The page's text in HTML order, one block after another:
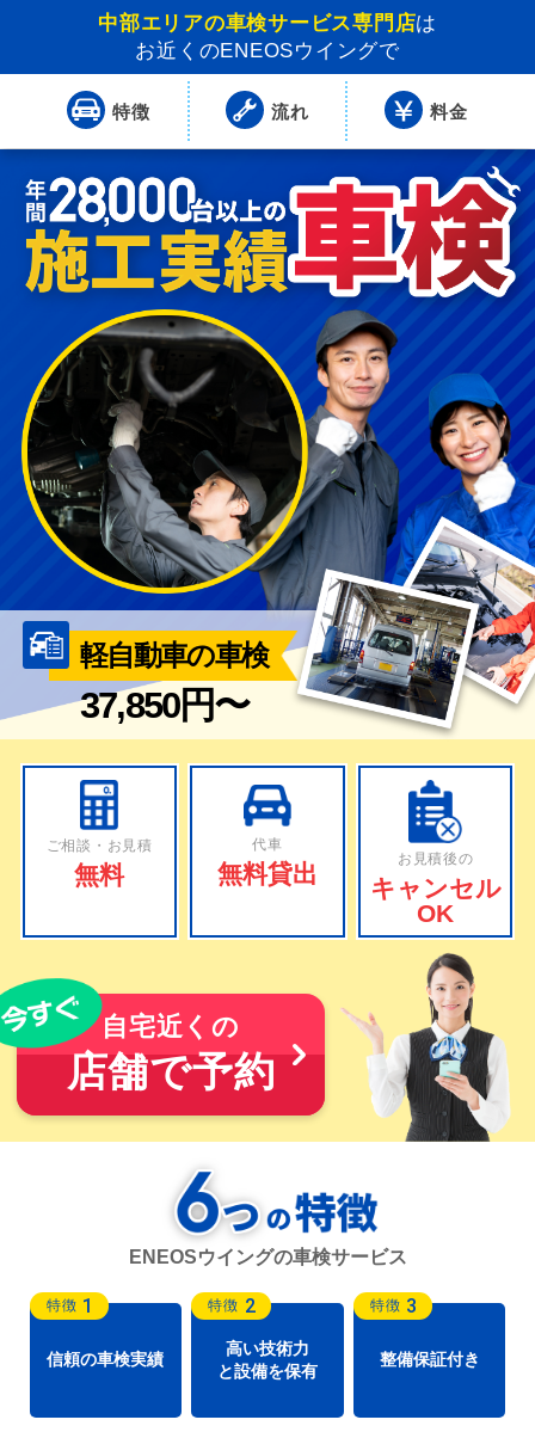
中部エリアの車検サービス専門店は
お近くのENEOSウイングで
特徴 流れ 料金
軽自動車の車検
37,850円〜
ご相談・お見積
無料
代車
無料貸出
お見積後の
キャンセル
OK
自宅近くの
店舗で予約
ENEOSウイングの車検サービス
特徴 1
信頼の車検実績
特徴 2
高い技術力
と設備を保有
特徴 3
整備保証付き